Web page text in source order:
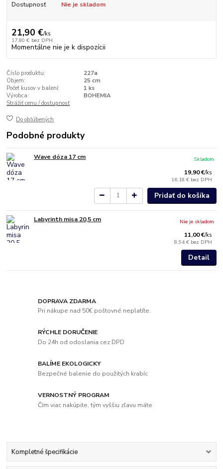
Dostupnosť Nie je skladom
21,90 €/ks
17,80 € bez DPH
Momentálne nie je k dispozícii
Číslo produktu:
227a
Objem:
25 cm
Počet kusov v balení:
1 ks
Výrobca:
BOHEMIA
Strážiť cenu / dostupnosť
Do obľúbených
Podobné produkty
Wave dóza 17 cm
19,90 €/ks
16,18 € bez DPH
Skladom
Pridať do košíka
Labyrinth misa 20,5 cm
11,00 €/ks
8,94 € bez DPH
Nie je skladom
Detail
DOPRAVA ZDARMA
Pri nákupe nad 50€ poštovné neplatíte.
RÝCHLE DORUČENIE
Do 24h od odoslania cez DPD
BALÍME EKOLOGICKY
Bezpečné balenie do použitých krabíc
VERNOSTNÝ PROGRAM
Čím viac nakúpite, tým vyššiu zľavu máte
Kompletné špecifikácie